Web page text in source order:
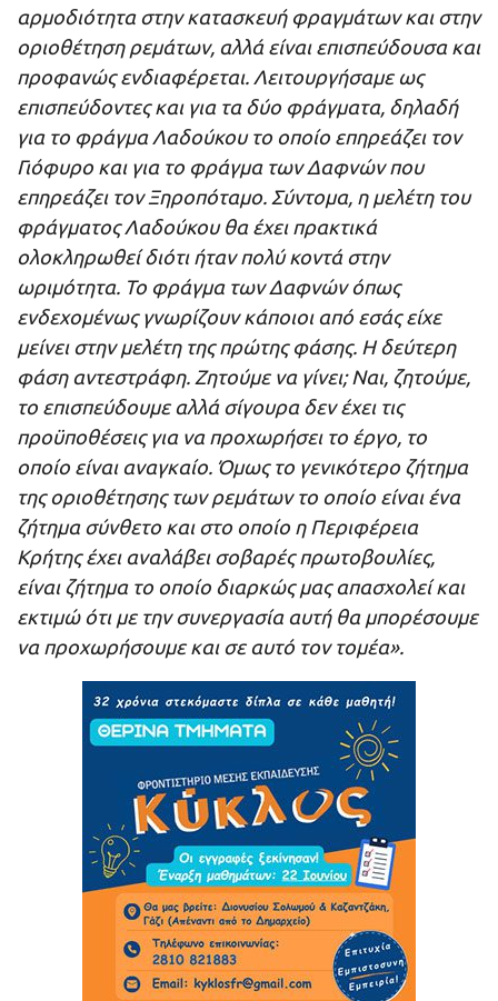
αρμοδιότητα στην κατασκευή φραγμάτων και στην
οριοθέτηση ρεμάτων, αλλά είναι επισπεύδουσα και
προφανώς ενδιαφέρεται. Λειτουργήσαμε ως
επισπεύδοντες και για τα δύο φράγματα, δηλαδή
για το φράγμα Λαδούκου το οποίο επηρεάζει τον
Γιόφυρο και για το φράγμα των Δαφνών που
επηρεάζει τον Ξηροπόταμο. Σύντομα, η μελέτη του
φράγματος Λαδούκου θα έχει πρακτικά
ολοκληρωθεί διότι ήταν πολύ κοντά στην
ωριμότητα. Το φράγμα των Δαφνών όπως
ενδεχομένως γνωρίζουν κάποιοι από εσάς είχε
μείνει στην μελέτη της πρώτης φάσης. Η δεύτερη
φάση αντεστράφη. Ζητούμε να γίνει; Ναι, ζητούμε,
το επισπεύδουμε αλλά σίγουρα δεν έχει τις
προϋποθέσεις για να προχωρήσει το έργο, το
οποίο είναι αναγκαίο. Όμως το γενικότερο ζήτημα
της οριοθέτησης των ρεμάτων το οποίο είναι ένα
ζήτημα σύνθετο και στο οποίο η Περιφέρεια
Κρήτης έχει αναλάβει σοβαρές πρωτοβουλίες,
είναι ζήτημα το οποίο διαρκώς μας απασχολεί και
εκτιμώ ότι με την συνεργασία αυτή θα μπορέσουμε
να προχωρήσουμε και σε αυτό τον τομέα».